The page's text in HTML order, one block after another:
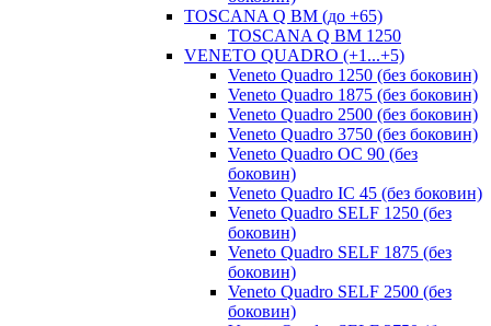
TOSCANA Q ВМ (до +65)
TOSCANA Q BM 1250
VENETO QUADRO (+1...+5)
Veneto Quadro 1250 (без боковин)
Veneto Quadro 1875 (без боковин)
Veneto Quadro 2500 (без боковин)
Veneto Quadro 3750 (без боковин)
Veneto Quadro OC 90 (без
боковин)
Veneto Quadro IC 45 (без боковин)
Veneto Quadro SELF 1250 (без
боковин)
Veneto Quadro SELF 1875 (без
боковин)
Veneto Quadro SELF 2500 (без
боковин)